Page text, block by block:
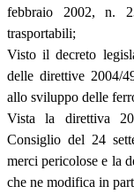
febbraio 2002, n.
trasportabili;
Visto il decreto
delle direttive 2004/
allo sviluppo delle
Vista la direttiva
Consiglio del 24
merci pericolose e la
che ne modifica in